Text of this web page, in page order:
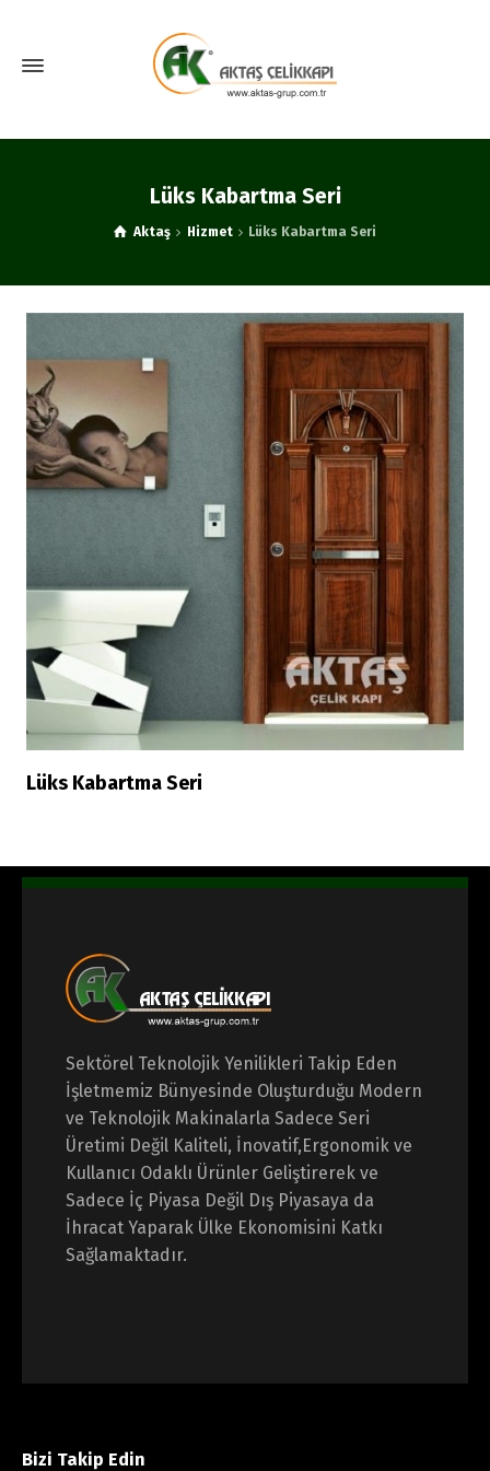
Lüks Kabartma Seri
Aktaş Hizmet Lüks Kabartma Seri
Lüks Kabartma Seri
Sektörel Teknolojik Yenilikleri Takip Eden
İşletmemiz Bünyesinde Oluşturduğu Modern
ve Teknolojik Makinalarla Sadece Seri
Üretimi Değil Kaliteli, İnovatif,Ergonomik ve
Kullanıcı Odaklı Ürünler Geliştirerek ve
Sadece İç Piyasa Değil Dış Piyasaya da
İhracat Yaparak Ülke Ekonomisini Katkı
Sağlamaktadır.
Bizi Takip Edin